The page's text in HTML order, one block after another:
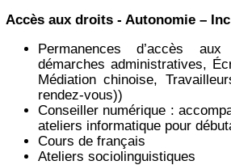
Accès aux droits - Autonomie –
Permanences d’accès
démarches administratives,
Médiation chinoise,
rendez-vous))
Conseiller numérique :
ateliers informatique pour
Cours de français
Ateliers sociolinguistiques